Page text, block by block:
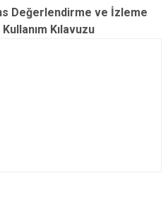
Değerlendirme ve İzleme
Kılavuzu